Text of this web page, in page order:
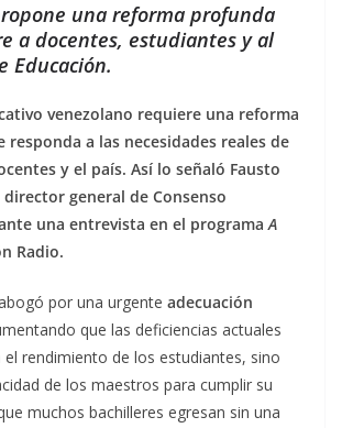
una reforma profunda
a docentes, estudiantes y al
Educación.
venezolano requiere una reforma
a las necesidades reales de
y el país. Así lo señaló Fausto
general de Consenso
una entrevista en el programaA
Radio.
por una urgente adecuación
que las deficiencias actuales
rendimiento de los estudiantes, sino
de los maestros para cumplir su
muchos bachilleres egresan sin una